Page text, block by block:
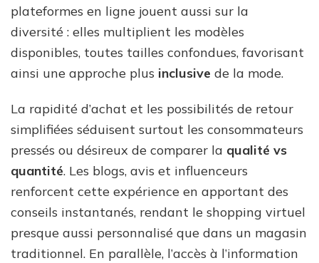
plateformes en ligne jouent aussi sur la
diversité : elles multiplient les modèles
disponibles, toutes tailles confondues, favorisant
ainsi une approche plus inclusive de la mode.
La rapidité d’achat et les possibilités de retour
simplifiées séduisent surtout les consommateurs
pressés ou désireux de comparer la qualité vs
quantité. Les blogs, avis et influenceurs
renforcent cette expérience en apportant des
conseils instantanés, rendant le shopping virtuel
presque aussi personnalisé que dans un magasin
traditionnel. En parallèle, l’accès à l’information